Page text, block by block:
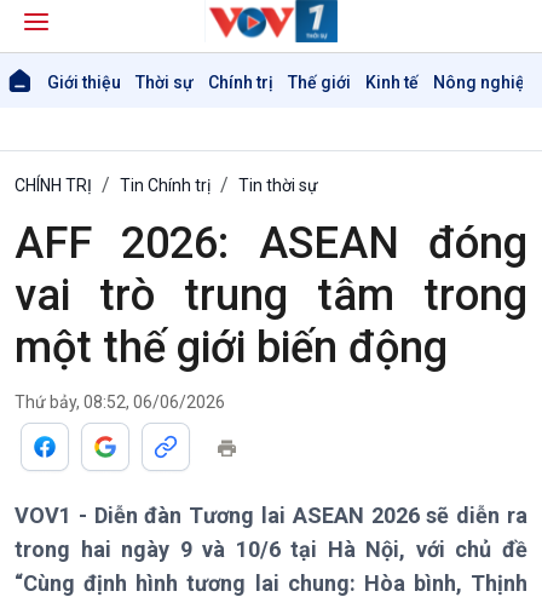
Giới thiệu Thời sự Chính trị Thế giới Kinh tế Nông nghiệp
CHÍNH TRỊ Tin Chính trị Tin thời sự
AFF 2026: ASEAN đóng
vai trò trung tâm trong
một thế giới biến động
Thứ bảy, 08:52, 06/06/2026
VOV1 - Diễn đàn Tương lai ASEAN 2026 sẽ diễn ra
trong hai ngày 9 và 10/6 tại Hà Nội, với chủ đề
“Cùng định hình tương lai chung: Hòa bình, Thịnh